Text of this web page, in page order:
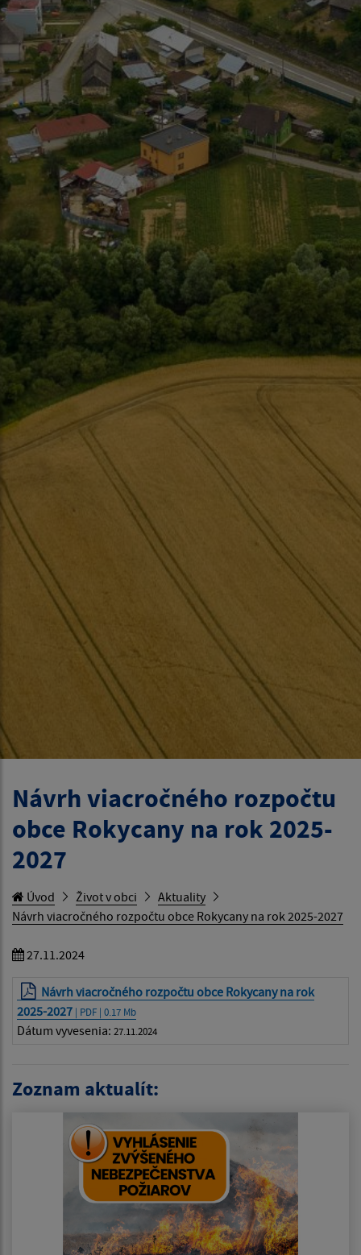
Návrh viacročného rozpočtu
obce Rokycany na rok 2025-
2027
Úvod Život v obci
Aktuality
Návrh viacročného rozpočtu obce Rokycany na rok 2025-2027
27.11.2024
Návrh viacročného rozpočtu obce Rokycany na rok
2025-2027 | PDF | 0.17 Mb
Dátum vyvesenia: 27.11.2024
Zoznam aktualít: